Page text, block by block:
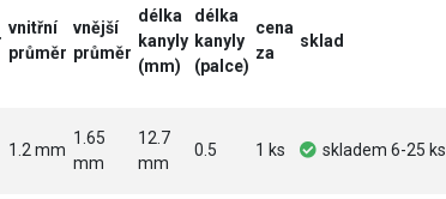
vnitřní
průměr
vnější
průměr
délka
kanyly
(mm)
délka
kanyly
(palce)
cena
za
sklad
1.2 mm
1.65
mm
12.7
mm
0.5 1 ks skladem 6-25 ks